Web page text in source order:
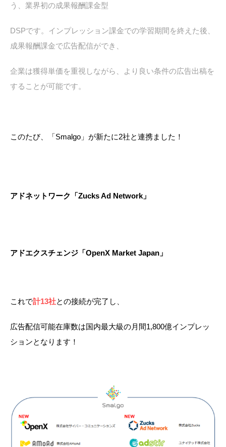
う、業界初の成果報酬課金型
DSPです。インプレッション課金での学習期間を終えた後、
成果報酬課金で広告配信ができ、
企業は獲得単価を重視しながら、より良い条件の広告出稿を
することが可能です。
このたび、「Smalgo」が新たに2社と連携ました！
アドネットワーク「Zucks Ad Network」
アドエクスチェンジ「OpenX Market Japan」
これで計13社との接続が完了し、
広告配信可能在庫数は国内最大級の月間1,800億インプレッ
ションとなります！